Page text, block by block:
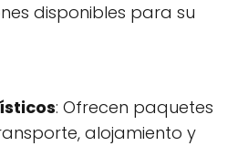
disponibles para su
: Ofrecen paquetes
alojamiento y